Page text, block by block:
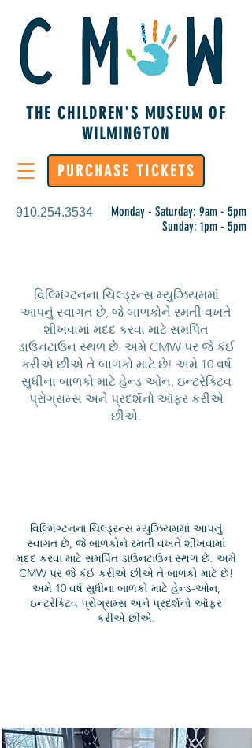
THE CHILDREN'S MUSEUM OF
WILMINGTON
910.254.3534
Monday - Saturday: 9am - 5pm
Sunday: 1pm - 5pm
PURCHASE TICKETS
વિલ્મિંગ્ટનના ચિલ્ડ્રન્સ મ્યુઝિયમમાં
આપનું સ્વાગત છે, જે બાળકોને રમતી વખતે
શીખવામાં મદદ કરવા માટે સમર્પિત
ડાઉનટાઉન સ્થળ છે. અમે CMW પર જે કંઈ
કરીએ છીએ તે બાળકો માટે છે! અમે 10 વર્ષ
સુધીના બાળકો માટે હેન્ડ-ઓન, ઇન્ટરેક્ટિવ
પ્રોગ્રામ્સ અને પ્રદર્શનો ઑફર કરીએ
છીએ.
વિલ્મિંગ્ટનના ચિલ્ડ્રન્સ મ્યુઝિયમમાં આપનું
સ્વાગત છે, જે બાળકોને રમતી વખતે શીખવામાં
મદદ કરવા માટે સમર્પિત ડાઉનટાઉન સ્થળ છે. અમે
CMW પર જે કંઈ કરીએ છીએ તે બાળકો માટે છે!
અમે 10 વર્ષ સુધીના બાળકો માટે હેન્ડ-ઓન,
ઇન્ટરેક્ટિવ પ્રોગ્રામ્સ અને પ્રદર્શનો ઑફર
કરીએ છીએ.